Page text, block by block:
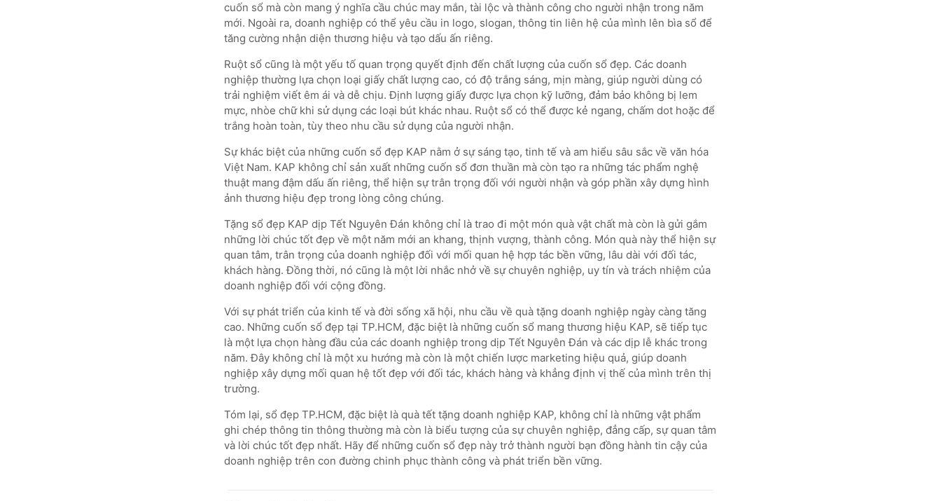
cuốn sổ mà còn mang ý nghĩa cầu chúc may mắn, tài lộc và thành công cho người nhận trong năm
mới. Ngoài ra, doanh nghiệp có thể yêu cầu in logo, slogan, thông tin liên hệ của mình lên bìa sổ để
tăng cường nhận diện thương hiệu và tạo dấu ấn riêng.
Ruột sổ cũng là một yếu tố quan trọng quyết định đến chất lượng của cuốn sổ đẹp. Các doanh
nghiệp thường lựa chọn loại giấy chất lượng cao, có độ trắng sáng, mịn màng, giúp người dùng có
trải nghiệm viết êm ái và dễ chịu. Định lượng giấy được lựa chọn kỹ lưỡng, đảm bảo không bị lem
mực, nhòe chữ khi sử dụng các loại bút khác nhau. Ruột sổ có thể được kẻ ngang, chấm dot hoặc để
trắng hoàn toàn, tùy theo nhu cầu sử dụng của người nhận.
Sự khác biệt của những cuốn sổ đẹp KAP nằm ở sự sáng tạo, tinh tế và am hiểu sâu sắc về văn hóa
Việt Nam. KAP không chỉ sản xuất những cuốn sổ đơn thuần mà còn tạo ra những tác phẩm nghệ
thuật mang đậm dấu ấn riêng, thể hiện sự trân trọng đối với người nhận và góp phần xây dựng hình
ảnh thương hiệu đẹp trong lòng công chúng.
Tặng sổ đẹp KAP dịp Tết Nguyên Đán không chỉ là trao đi một món quà vật chất mà còn là gửi gắm
những lời chúc tốt đẹp về một năm mới an khang, thịnh vượng, thành công. Món quà này thể hiện sự
quan tâm, trân trọng của doanh nghiệp đối với mối quan hệ hợp tác bền vững, lâu dài với đối tác,
khách hàng. Đồng thời, nó cũng là một lời nhắc nhở về sự chuyên nghiệp, uy tín và trách nhiệm của
doanh nghiệp đối với cộng đồng.
Với sự phát triển của kinh tế và đời sống xã hội, nhu cầu về quà tặng doanh nghiệp ngày càng tăng
cao. Những cuốn sổ đẹp tại TP.HCM, đặc biệt là những cuốn sổ mang thương hiệu KAP, sẽ tiếp tục
là một lựa chọn hàng đầu của các doanh nghiệp trong dịp Tết Nguyên Đán và các dịp lễ khác trong
năm. Đây không chỉ là một xu hướng mà còn là một chiến lược marketing hiệu quả, giúp doanh
nghiệp xây dựng mối quan hệ tốt đẹp với đối tác, khách hàng và khẳng định vị thế của mình trên thị
trường.
Tóm lại, sổ đẹp TP.HCM, đặc biệt là quà tết tặng doanh nghiệp KAP, không chỉ là những vật phẩm
ghi chép thông tin thông thường mà còn là biểu tượng của sự chuyên nghiệp, đẳng cấp, sự quan tâm
và lời chúc tốt đẹp nhất. Hãy để những cuốn sổ đẹp này trở thành người bạn đồng hành tin cậy của
doanh nghiệp trên con đường chinh phục thành công và phát triển bền vững.